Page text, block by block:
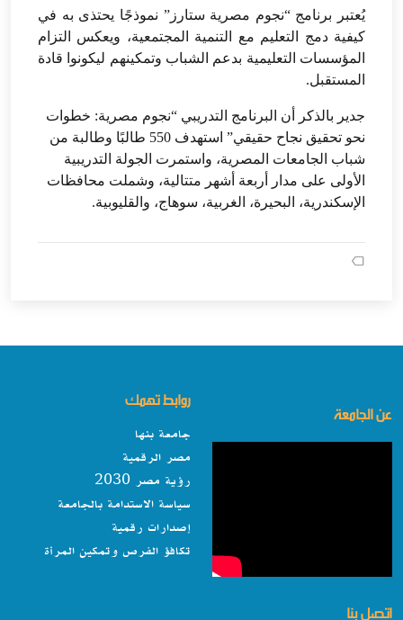
يُعتبر برنامج “نجوم مصرية ستارز” نموذجًا يحتذى به في
كيفية دمج التعليم مع التنمية المجتمعية، ويعكس التزام
المؤسسات التعليمية بدعم الشباب وتمكينهم ليكونوا قادة
المستقبل.
جدير بالذكر أن البرنامج التدريبي “نجوم مصرية: خطوات
نحو تحقيق نجاح حقيقي” استهدف 550 طالبًا وطالبة من
شباب الجامعات المصرية، واستمرت الجولة التدريبية
الأولى على مدار أربعة أشهر متتالية، وشملت محافظات
الإسكندرية، البحيرة، الغربية، سوهاج، والقليوبية.
عن الجامعة
روابط تهمك
جامعة بنها
مصر الرقمية
رؤية مصر 2030
سياسة الاستدامة بالجامعة
إصدارات رقمية
تكافؤ الفرص وتمكين المرأة
اتصل بنا